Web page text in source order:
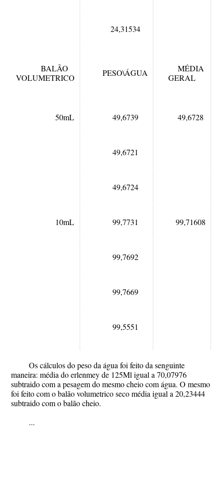
24,31534
BALÃO
VOLUMETRICO
PESO\ÁGUA
MÉDIA
GERAL
50mL 49,6739 49,6728
49,6721
49,6724
10mL 99,7731 99,71608
99,7692
99,7669
99,5551
Os cálculos do peso da água foi feito da senguinte
maneira: média do erlenmey de 125Ml igual a 70,07976
subtraido com a pesagem do mesmo cheio com água. O mesmo
foi feito com o balão volumetrico seco média igual a 20,23444
subtraido com o balão cheio.
...